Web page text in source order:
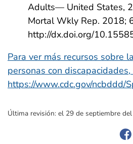
Adults— United States,
Mortal Wkly Rep. 2018;
http://dx.doi.org/
Para ver más recursos sobre
personas con
https://www.cdc.gov/ncbddd/
Última revisión: el 29 de septiembre